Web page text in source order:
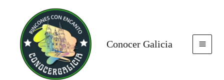
contenido
Conocer Galicia